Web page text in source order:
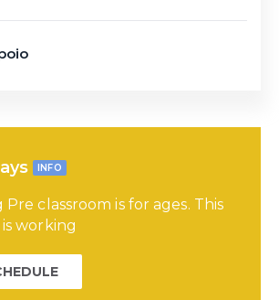
INFO
classroom is for ages. This
working